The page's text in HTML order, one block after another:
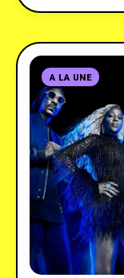
A LA UNE